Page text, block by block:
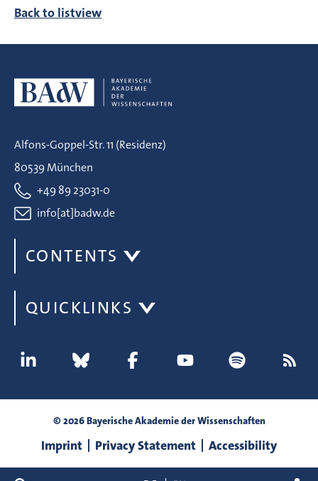
Back to listview
Alfons-Goppel-Str. 11 (Residenz)
80539 München
+49 89 23031-0
info[at]badw.de
CONTENTS
QUICKLINKS
© 2026 Bayerische Akademie der Wissenschaften
Imprint Privacy Statement Accessibility